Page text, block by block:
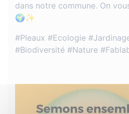
dans notre commune. On
🌍✨
#Pleaux #Ecologie
#Biodiversité #Nature